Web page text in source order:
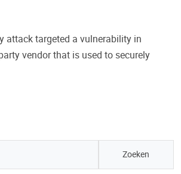
attack targeted a vulnerability in
vendor that is used to securely